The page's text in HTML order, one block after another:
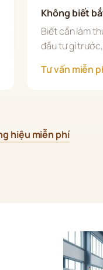
Không biết
Biết cần làm
đầu tư gì
Tư vấn miễn
hiệu miễn phí